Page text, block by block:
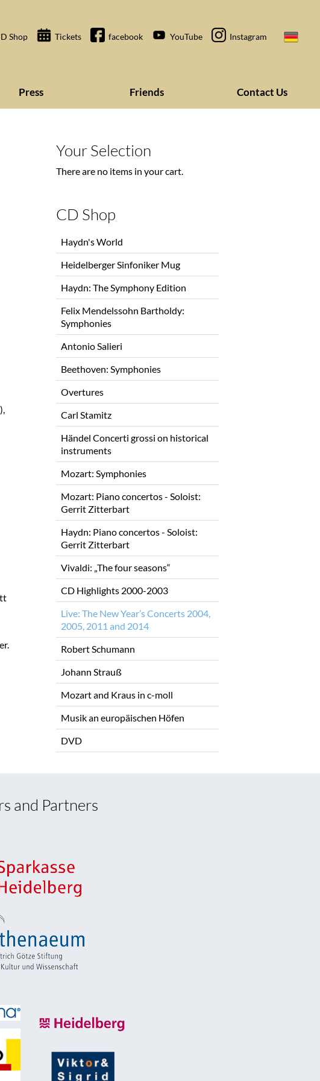
Shop Tickets facebook YouTube Instagram
Press Friends Contact Us
Your Selection
There are no items in your cart.
CD Shop
navigation
Haydn's World
Heidelberger Sinfoniker Mug
Haydn: The Symphony Edition
Felix Mendelssohn Bartholdy:
Symphonies
Antonio Salieri
Beethoven: Symphonies
Overtures
Carl Stamitz
Händel Concerti grossi on historical
instruments
Mozart: Symphonies
Mozart: Piano concertos - Soloist:
Gerrit Zitterbart
Haydn: Piano concertos - Soloist:
Gerrit Zitterbart
Vivaldi: „The four seasons“
CD Highlights 2000-2003
Live: The New Year’s Concerts 2004,
2005, 2011 and 2014
Robert Schumann
Johann Strauß
Mozart and Kraus in c-moll
Musik an europäischen Höfen
DVD
and Partners